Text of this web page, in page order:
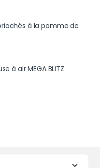
à la pomme de
à air MEGA BLITZ